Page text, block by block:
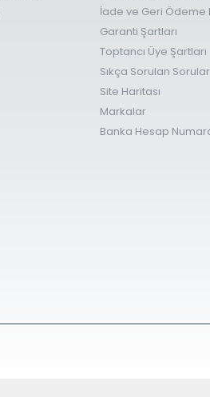
İade ve Geri Ödeme
Garanti Şartları
Toptancı Üye Şartları
Sıkça Sorulan Sorular
Site Haritası
Markalar
Banka Hesap